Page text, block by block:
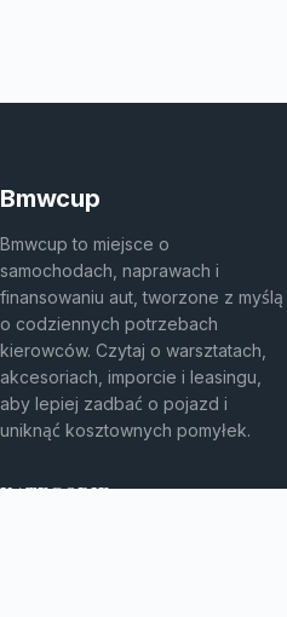
Bmwcup
Bmwcup to miejsce o
samochodach, naprawach i
finansowaniu aut, tworzone z myślą
o codziennych potrzebach
kierowców. Czytaj o warsztatach,
akcesoriach, imporcie i leasingu,
aby lepiej zadbać o pojazd i
uniknąć kosztownych pomyłek.
KATEGORIE